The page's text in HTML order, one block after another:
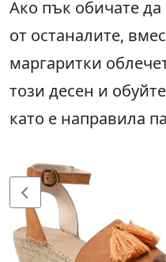
Ако пък обичате
от останалите,
маргаритки
този десен и
като е направила